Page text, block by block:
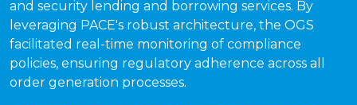
and security lending and borrowing services. By
leveraging PACE's robust architecture, the OGS
facilitated real-time monitoring of compliance
policies, ensuring regulatory adherence across all
order generation processes.